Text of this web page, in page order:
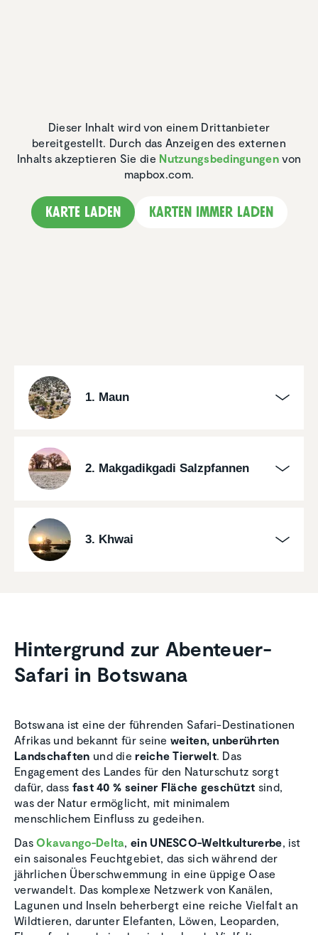
Dieser Inhalt wird von einem Drittanbieter
bereitgestellt. Durch das Anzeigen des externen
Inhalts akzeptieren Sie die Nutzungsbedingungenvon
mapbox.com.
Karte laden Karten immer laden
1. Maun
2. Makgadikgadi Salzpfannen
3. Khwai
Hinter­grund zur Abenteuer-
Safari in Botswana
Botswana ist eine der führenden Safari-Destinationen
Afrikas und bekannt für seineweiten, unberührten
Landschaften und diereiche Tierwelt. Das
Engagement des Landes für den Naturschutz sorgt
dafür, dass fast 40 % seiner Fläche geschützt sind,
was der Natur ermöglicht, mit minimalem
menschlichem Einfluss zu gedeihen.
DasOkavango-Delta, ein UNESCO-Weltkulturerbe, ist
ein saisonales Feuchtgebiet, das sich während der
jährlichen Überschwemmung in eine üppige Oase
verwandelt. Das komplexe Netzwerk von Kanälen,
Lagunen und Inseln beherbergt eine reiche Vielfalt an
Wildtieren, darunter Elefanten, Löwen, Leoparden,